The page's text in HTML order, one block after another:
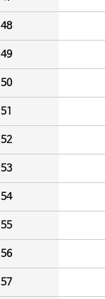
48
49
50
51
52
53
54
55
56
57